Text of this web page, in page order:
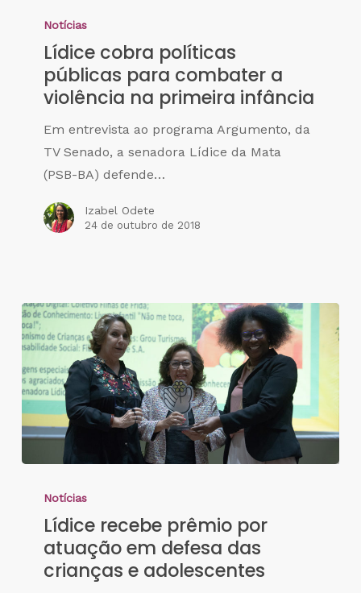
Notícias
Lídice cobra políticas
públicas para combater a
violência na primeira infância
Em entrevista ao programa Argumento, da
TV Senado, a senadora Lídice da Mata
(PSB-BA) defende…
Izabel Odete
24 de outubro de 2018
Notícias
Lídice recebe prêmio por
atuação em defesa das
crianças e adolescentes